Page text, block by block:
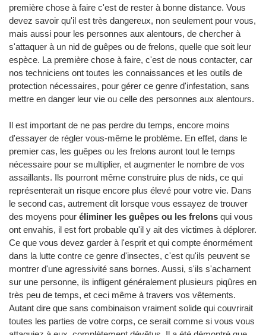
première chose à faire c'est de rester à bonne distance. Vous
devez savoir qu'il est très dangereux, non seulement pour vous,
mais aussi pour les personnes aux alentours, de chercher à
s'attaquer à un nid de guêpes ou de frelons, quelle que soit leur
espèce. La première chose à faire, c'est de nous contacter, car
nos techniciens ont toutes les connaissances et les outils de
protection nécessaires, pour gérer ce genre d'infestation, sans
mettre en danger leur vie ou celle des personnes aux alentours.
Il est important de ne pas perdre du temps, encore moins
d'essayer de régler vous-même le problème. En effet, dans le
premier cas, les guêpes ou les frelons auront tout le temps
nécessaire pour se multiplier, et augmenter le nombre de vos
assaillants. Ils pourront même construire plus de nids, ce qui
représenterait un risque encore plus élevé pour votre vie. Dans
le second cas, autrement dit lorsque vous essayez de trouver
des moyens pour éliminer les guêpes ou les frelons qui vous
ont envahis, il est fort probable qu'il y ait des victimes à déplorer.
Ce que vous devez garder à l'esprit et qui compte énormément
dans la lutte contre ce genre d'insectes, c'est qu'ils peuvent se
montrer d'une agressivité sans bornes. Aussi, s'ils s'acharnent
sur une personne, ils infligent généralement plusieurs piqûres en
très peu de temps, et ceci même à travers vos vêtements.
Autant dire que sans combinaison vraiment solide qui couvrirait
toutes les parties de votre corps, ce serait comme si vous vous